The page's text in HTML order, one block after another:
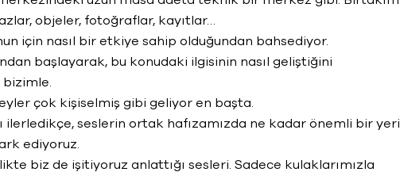
objeler, fotoğraflar, kayıtlar…
için nasıl bir etkiye sahip olduğundan bahsediyor.
başlayarak, bu konudaki ilgisinin nasıl geliştiğini
bizimle.
çok kişiselmiş gibi geliyor en başta.
ilerledikçe, seslerin ortak hafızamızda ne kadar önemli bir yeri
ediyoruz.
biz de işitiyoruz anlattığı sesleri. Sadece kulaklarımızla